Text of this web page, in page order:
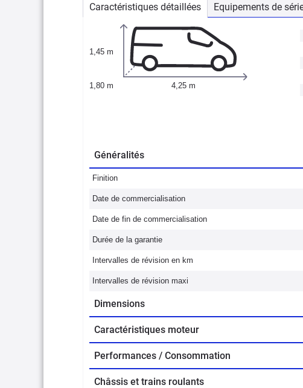
Caractéristiques détaillées Equipements de
1,45 m
1,80 m 4,25 m
Généralités
Finition
Date de commercialisation
Date de fin de commercialisation
Durée de la garantie
Intervalles de révision en km
Intervalles de révision maxi
Dimensions
Caractéristiques moteur
Performances / Consommation
Châssis et trains roulants